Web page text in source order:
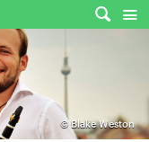
©Blake Weston